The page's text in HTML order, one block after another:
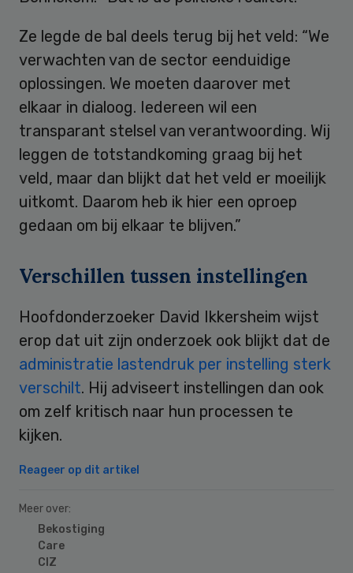
Ze legde de bal deels terug bij het veld: “We
verwachten van de sector eenduidige
oplossingen. We moeten daarover met
elkaar in dialoog. Iedereen wil een
transparant stelsel van verantwoording. Wij
leggen de totstandkoming graag bij het
veld, maar dan blijkt dat het veld er moeilijk
uitkomt. Daarom heb ik hier een oproep
gedaan om bij elkaar te blijven.”
Verschillen tussen instellingen
Hoofdonderzoeker David Ikkersheim wijst
erop dat uit zijn onderzoek ook blijkt dat de
administratie lastendruk per instelling sterk
verschilt. Hij adviseert instellingen dan ook
om zelf kritisch naar hun processen te
kijken.
Reageer op dit artikel
Meer over:
Bekostiging
Care
CIZ